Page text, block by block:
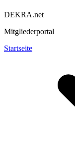
DEKRA.net
Mitgliederportal
Startseite